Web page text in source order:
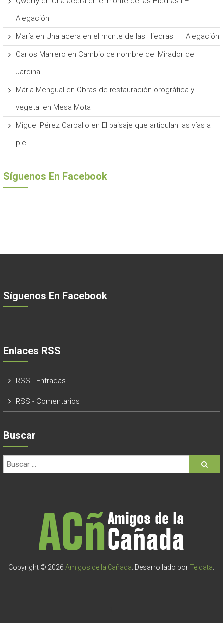
Alegación
María en Una acera en el monte de las Hiedras I – Alegación
Carlos Marrero en Cambio de nombre del Mirador de
Jardina
Mária Mengual en Obras de restauración orográfica y
vegetal en Mesa Mota
Miguel Pérez Carballo en El paisaje que articulan las vías a
pie
Síguenos En Facebook
Síguenos En Facebook
Enlaces RSS
RSS - Entradas
RSS - Comentarios
Buscar
Copyright © 2026Amigos de la Cañada . Desarrollado porTeidata